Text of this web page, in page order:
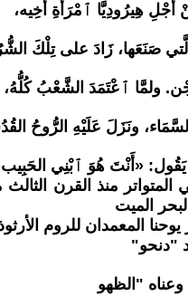
أَجْلِ هِيرُودِيَّا ٱمْرَأَةِ أَخِيه،
صَنَعَها، زَادَ على تِلْكَ
ولمَّا ٱعْتَمَدَ الشَّعْبُ
ونَزَلَ عَلَيْهِ الرُّوحُ
«أَنْتَ هُوَ ٱبْنِي
المتواتر منذ القرن
الميت
المعمدان للروم
"دنحو"
وعناه "الظهو